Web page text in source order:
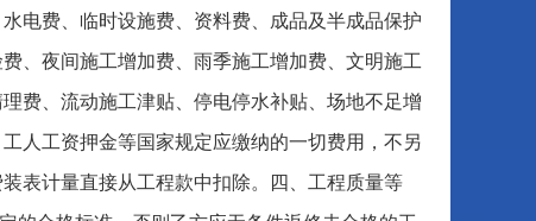
电费、临时设施费、资料费、成品及半成品保护
、夜间施工增加费、雨季施工增加费、文明施工
费、流动施工津贴、停电停水补贴、场地不足增
人工资押金等国家规定应缴纳的一切费用，不另
表计量直接从工程款中扣除。四、工程质量等